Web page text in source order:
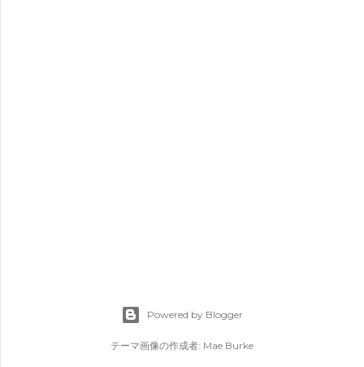
Powered by Blogger
テーマ画像の作成者: Mae Burke